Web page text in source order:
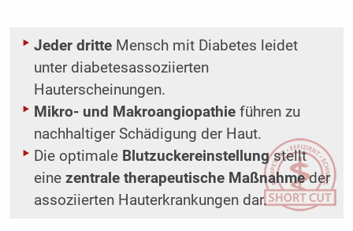
Jeder dritteMensch mit Diabetes leidet
unter diabetesassoziierten
Hauterscheinungen.
Mikro- und Makroangiopathieführen zu
nachhaltiger Schädigung der Haut.
Die optimale Blutzuckereinstellungstellt
eine zentrale therapeutische Maßnahmeder
assoziierten Hauterkrankungen dar.